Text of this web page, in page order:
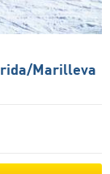
​Marilleva